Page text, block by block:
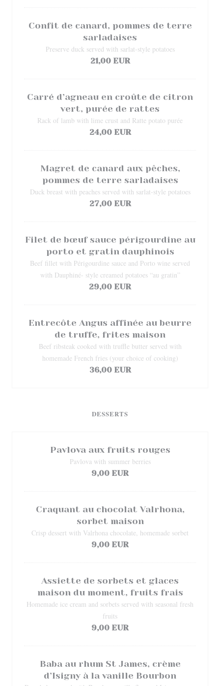
Confit de canard, pommes de terre
sarladaises
Preserve duck served with sarlat-style potatoes
21,00 EUR
Carré d’agneau en croûte de citron
vert, purée de rattes
Rack of lamb with lime crust and Ratte potato purée
24,00 EUR
Magret de canard aux pêches,
pommes de terre sarladaises
Duck breast with peaches served with sarlat-style potatoes
27,00 EUR
Filet de bœuf sauce périgourdine au
porto et gratin dauphinois
Beef fillet with Périgourdine sauce and Porto wine served
with Dauphiné- style creamed potatoes “au gratin”
29,00 EUR
Entrecôte Angus affinée au beurre
de truffe, frites maison
Beef ribsteak cooked with truffle butter served with
homemade French fries (your choice of cooking)
36,00 EUR
DESSERTS
Pavlova aux fruits rouges
Pavlova with summer berries
9,00 EUR
Craquant au chocolat Valrhona,
sorbet maison
Crisp dessert with Valrhona chocolate, homemade sorbet
9,00 EUR
Assiette de sorbets et glaces
maison du moment, fruits frais
Homemade ice cream and sorbets served with seasonal fresh
fruits
9,00 EUR
Baba au rhum St James, crème
d’Isigny à la vanille Bourbon